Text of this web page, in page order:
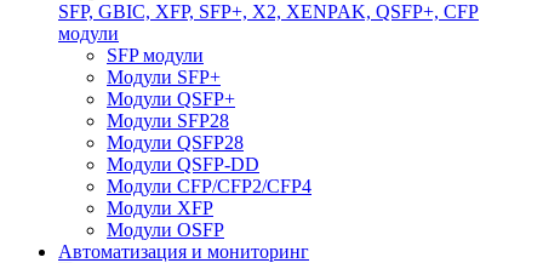
SFP, GBIC, XFP, SFP+, X2, XENPAK, QSFP+, CFP
модули
SFP модули
Модули SFP+
Модули QSFP+
Модули SFP28
Модули QSFP28
Модули QSFP-DD
Модули CFP/CFP2/CFP4
Модули XFP
Модули OSFP
Автоматизация и мониторинг